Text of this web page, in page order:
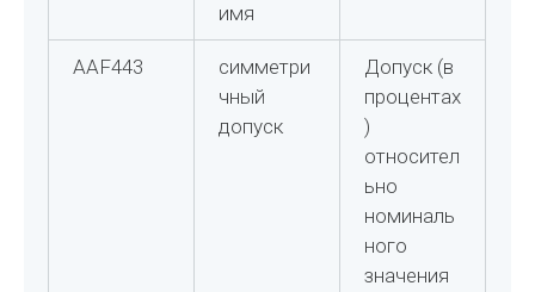
имя
AAF443
симметри
чный
допуск
Допуск (в
процентах
)
относител
ьно
номиналь
ного
значения